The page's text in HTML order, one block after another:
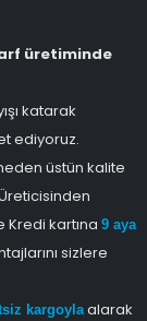
üretiminde
katarak
ediyoruz.
üstün kalite
Kredi kartına 9 aya
sizlere
kargoylaalarak